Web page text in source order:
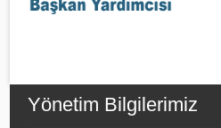
Yönetim Bilgilerimiz